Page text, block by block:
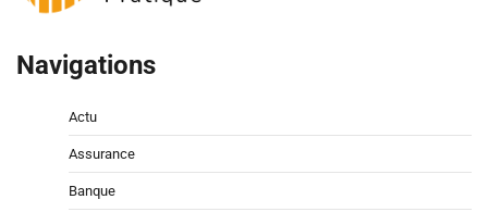
Navigations
Actu
Assurance
Banque